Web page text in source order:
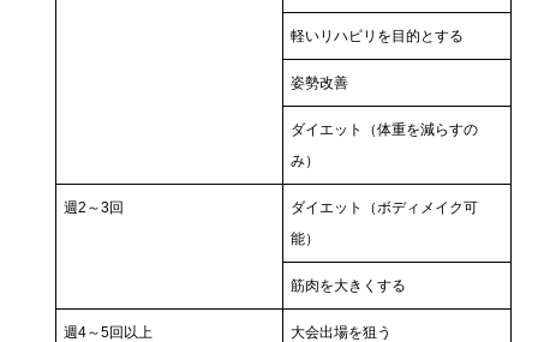
軽いリハビリを目的とする
姿勢改善
ダイエット（体重を減らすの
み）
週2～3回
ダイエット（ボディメイク可
能）
筋肉を大きくする
週4～5回以上 大会出場を狙う